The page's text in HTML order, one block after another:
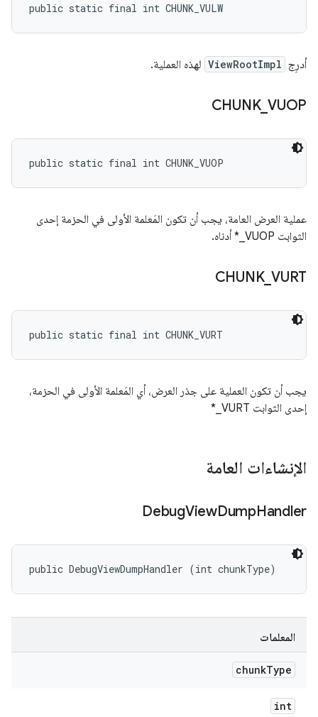
public static final int CHUNK_VULW
أدرِج ViewRootImpl لهذه العملية.
CHUNK_ VUOP
public static final int CHUNK_VUOP
عملية العرض العامة، يجب أن تكون المَعلمة الأولى في الحزمة إحدى
الثوابت VUOP_* أدناه.
CHUNK_ VURT
public static final int CHUNK_VURT
يجب أن تكون العملية على جذر العرض، أي المَعلمة الأولى في الحزمة،
إحدى الثوابت VURT_*
الإنشاءات العامة
DebugViewDumpHandler
public DebugViewDumpHandler (int chunkType)
المعلمات
chunkType
int